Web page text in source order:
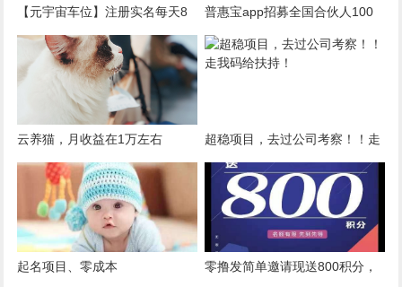
【元宇宙车位】注册实名每天8
毛，2.8元即可提现，绝对零
撸！
普惠宝app招募全国合伙人100
名待遇置顶分润置顶推荐奖励秒
结算分润日结
云养猫，月收益在1万左右
超稳项目，去过公司考察！！走
我码给扶持！
起名项目、零成本 零撸发简单邀请现送800积分，